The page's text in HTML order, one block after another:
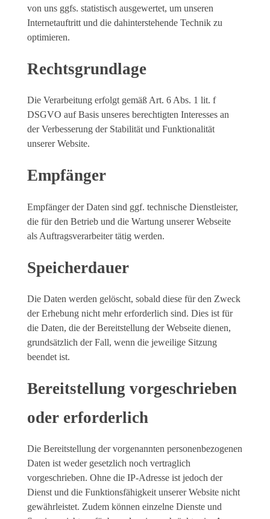
von uns ggfs. statistisch ausgewertet, um unseren
Internetauftritt und die dahinterstehende Technik zu
optimieren.
Rechtsgrundlage
Die Verarbeitung erfolgt gemäß Art. 6 Abs. 1 lit. f
DSGVO auf Basis unseres berechtigten Interesses an
der Verbesserung der Stabilität und Funktionalität
unserer Website.
Empfänger
Empfänger der Daten sind ggf. technische Dienstleister,
die für den Betrieb und die Wartung unserer Webseite
als Auftragsverarbeiter tätig werden.
Speicherdauer
Die Daten werden gelöscht, sobald diese für den Zweck
der Erhebung nicht mehr erforderlich sind. Dies ist für
die Daten, die der Bereitstellung der Webseite dienen,
grundsätzlich der Fall, wenn die jeweilige Sitzung
beendet ist.
Bereitstellung vorgeschrieben
oder erforderlich
Die Bereitstellung der vorgenannten personenbezogenen
Daten ist weder gesetzlich noch vertraglich
vorgeschrieben. Ohne die IP-Adresse ist jedoch der
Dienst und die Funktionsfähigkeit unserer Website nicht
gewährleistet. Zudem können einzelne Dienste und